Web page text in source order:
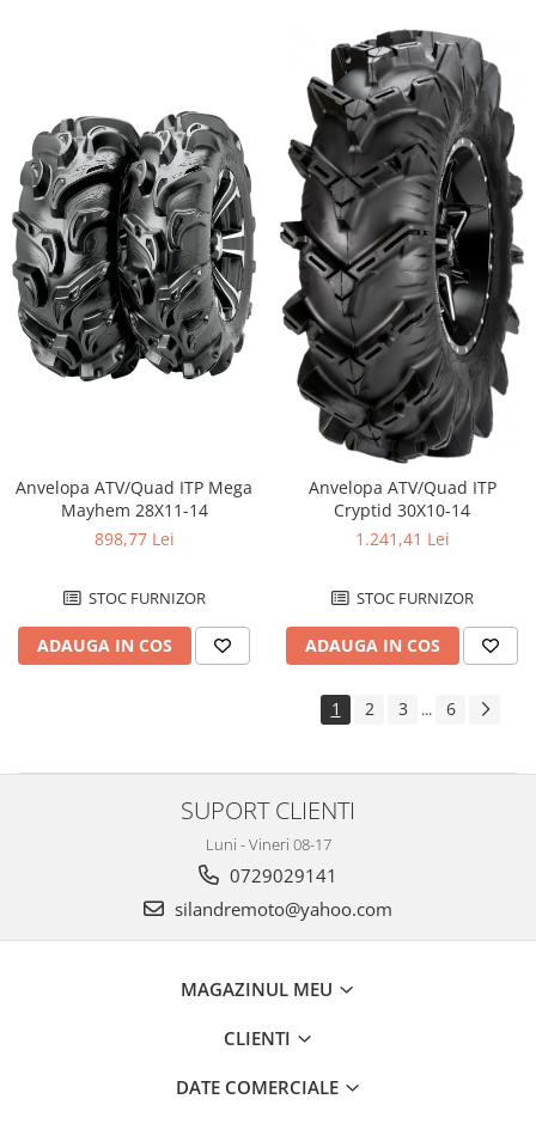
Anvelopa ATV/Quad ITP Mega
Mayhem 28X11-14
898,77 Lei
STOC FURNIZOR
ADAUGA IN COS
Anvelopa ATV/Quad ITP
Cryptid 30X10-14
1.241,41 Lei
STOC FURNIZOR
ADAUGA IN COS
1 2 3 ... 6
SUPORT CLIENTI
Luni - Vineri 08-17
0729029141
silandremoto@yahoo.com
MAGAZINUL MEU
CLIENTI
DATE COMERCIALE